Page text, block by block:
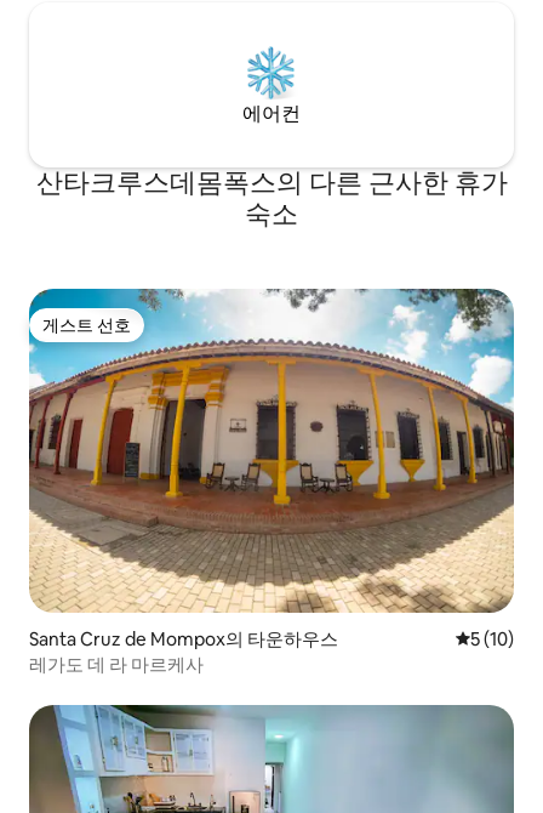
에어컨
산타크루스데몸폭스의 다른 근사한 휴가
숙소
게스트 선호
게스트 선호
Santa Cruz de Mompox의 타운하우스 평점 5점
5 (10)
레가도 데 라 마르케사